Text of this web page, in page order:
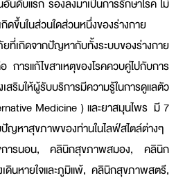
ดขึ้นในส่วนใดส่วนหนึ่งของร่างกาย
ที่เกิดจากปัญหากับทั้งระบบของร่างกาย
การแก้ไขสาเหตุของโรคควบคู่ไปกับการ
ริมให้ผู้รับบริการมีความรู้ในการดูแลตัว
Medicine ) และยาสมุนไพร มี 7
หาสุขภาพของท่านในไลฟ์สไตล์ต่างๆ
ารนอน, คลินิกสุขภาพสมอง, คลินิก
ดินหายใจและภูมิแพ้, คลินิกสุขภาพสตรี,